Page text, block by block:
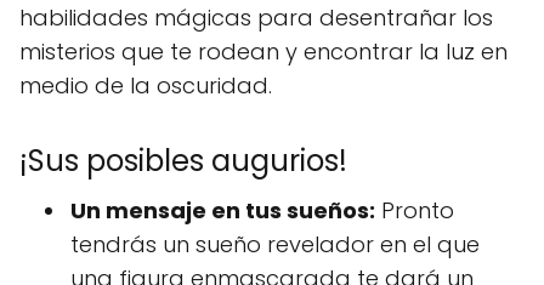
habilidades mágicas para desentrañar los
misterios que te rodean y encontrar la luz en
medio de la oscuridad.
¡Sus posibles augurios!
Un mensaje en tus sueños: Pronto
tendrás un sueño revelador en el que
una figura enmascarada te dará un